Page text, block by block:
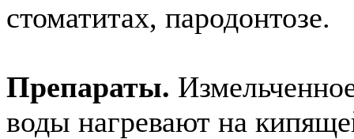
стоматитах, пародонтозе.
Препараты.
воды нагревают на